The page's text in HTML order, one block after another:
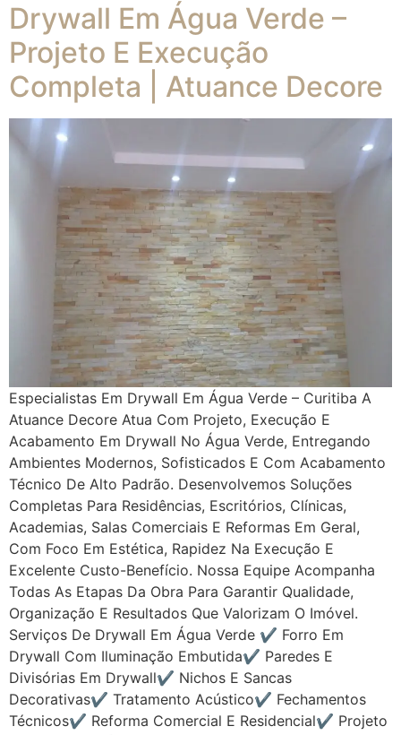
Drywall Em Água Verde –
Projeto E Execução
Completa | Atuance Decore
Especialistas Em Drywall Em Água Verde – Curitiba A
Atuance Decore Atua Com Projeto, Execução E
Acabamento Em Drywall No Água Verde, Entregando
Ambientes Modernos, Sofisticados E Com Acabamento
Técnico De Alto Padrão. Desenvolvemos Soluções
Completas Para Residências, Escritórios, Clínicas,
Academias, Salas Comerciais E Reformas Em Geral,
Com Foco Em Estética, Rapidez Na Execução E
Excelente Custo-Benefício. Nossa Equipe Acompanha
Todas As Etapas Da Obra Para Garantir Qualidade,
Organização E Resultados Que Valorizam O Imóvel.
Serviços De Drywall Em Água Verde ✔ Forro Em
Drywall Com Iluminação Embutida✔ Paredes E
Divisórias Em Drywall✔ Nichos E Sancas
Decorativas✔ Tratamento Acústico✔ Fechamentos
Técnicos✔ Reforma Comercial E Residencial✔ Projeto